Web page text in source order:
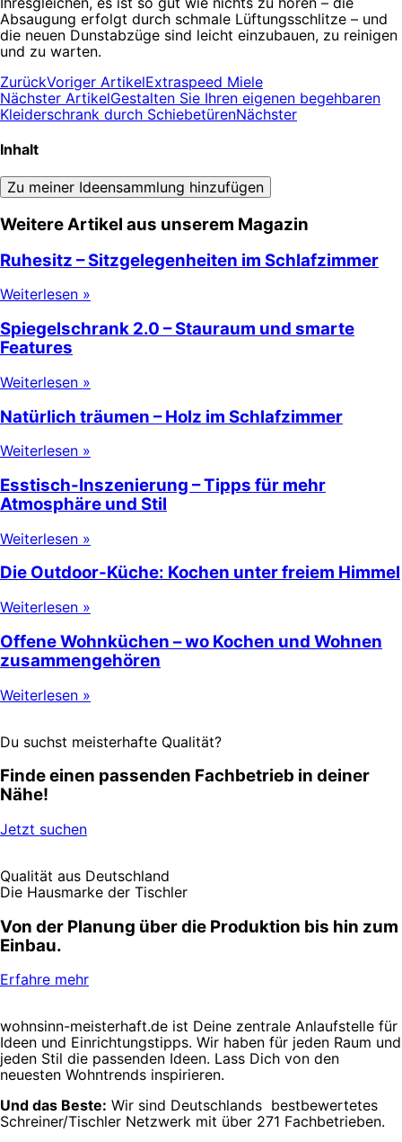
Absaugung erfolgt durch schmale Lüftungsschlitze – und
die neuen Dunstabzüge sind leicht einzubauen, zu reinigen
und zu warten.
ZurückVoriger ArtikelExtraspeed Miele
Nächster ArtikelGestalten Sie Ihren eigenen begehbaren
Kleiderschrank durch SchiebetürenNächster
Inhalt
Zu meiner Ideensammlung hinzufügen
Weitere Artikel aus unserem Magazin
Ruhesitz – Sitzgelegenheiten im Schlafzimmer
Weiterlesen »
Spiegelschrank 2.0 – Stauraum und smarte
Features
Weiterlesen »
Natürlich träumen – Holz im Schlafzimmer
Weiterlesen »
Esstisch-Inszenierung – Tipps für mehr
Atmosphäre und Stil
Weiterlesen »
Die Outdoor-Küche: Kochen unter freiem Himmel
Weiterlesen »
Offene Wohnküchen – wo Kochen und Wohnen
zusammengehören
Weiterlesen »
Du suchst meisterhafte Qualität?
Finde einen passenden Fachbetrieb in deiner
Nähe!
Jetzt suchen
Qualität aus Deutschland
Die Hausmarke der Tischler
Von der Planung über die Produktion bis hin zum
Einbau.
Erfahre mehr
wohnsinn-meisterhaft.de ist Deine zentrale Anlaufstelle für
Ideen und Einrichtungstipps. Wir haben für jeden Raum und
jeden Stil die passenden Ideen. Lass Dich von den
neuesten Wohntrends inspirieren.
Und das Beste: Wir sind Deutschlands bestbewertetes
Schreiner/Tischler Netzwerk mit über 271 Fachbetrieben.